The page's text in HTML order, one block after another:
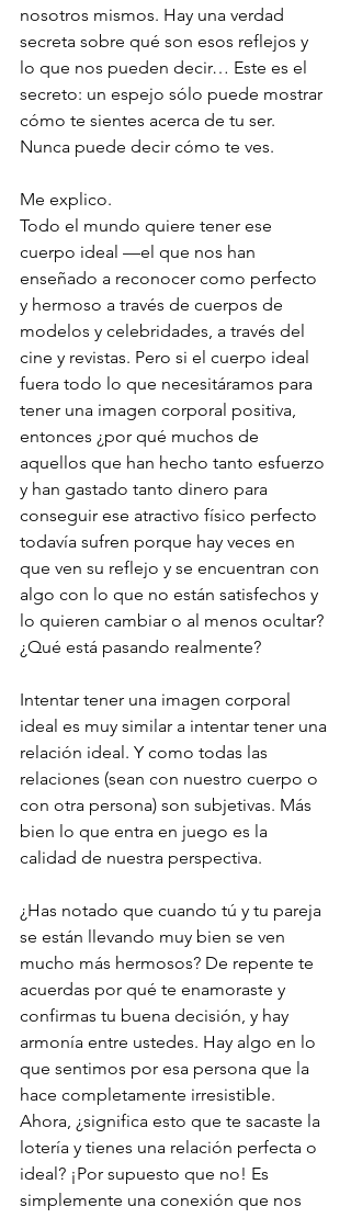
nosotros mismos. Hay una verdad
secreta sobre qué son esos reflejos y
lo que nos pueden decir… Este es el
secreto: un espejo sólo puede mostrar
cómo te sientes acerca de tu ser.
Nunca puede decir cómo te ves.
Me explico.
Todo el mundo quiere tener ese
cuerpo ideal —el que nos han
enseñado a reconocer como perfecto
y hermoso a través de cuerpos de
modelos y celebridades, a través del
cine y revistas. Pero si el cuerpo ideal
fuera todo lo que necesitáramos para
tener una imagen corporal positiva,
entonces ¿por qué muchos de
aquellos que han hecho tanto esfuerzo
y han gastado tanto dinero para
conseguir ese atractivo físico perfecto
todavía sufren porque hay veces en
que ven su reflejo y se encuentran con
algo con lo que no están satisfechos y
lo quieren cambiar o al menos ocultar?
¿Qué está pasando realmente?
Intentar tener una imagen corporal
ideal es muy similar a intentar tener una
relación ideal. Y como todas las
relaciones (sean con nuestro cuerpo o
con otra persona) son subjetivas. Más
bien lo que entra en juego es la
calidad de nuestra perspectiva.
¿Has notado que cuando tú y tu pareja
se están llevando muy bien se ven
mucho más hermosos? De repente te
acuerdas por qué te enamoraste y
confirmas tu buena decisión, y hay
armonía entre ustedes. Hay algo en lo
que sentimos por esa persona que la
hace completamente irresistible.
Ahora, ¿significa esto que te sacaste la
lotería y tienes una relación perfecta o
ideal? ¡Por supuesto que no! Es
simplemente una conexión que nos